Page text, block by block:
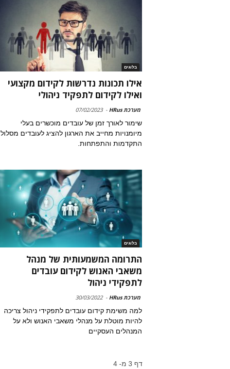
בלוגים
אילו תכונות נדרשות לקידום מקצועי
ואילו לקידום לתפקיד ניהולי
מערכת HRus -
07/02/2023
שימור לאורך זמן של עובדים מוכשרים בעלי
מיומנויות מחייב את הארגון להציג לעובדים מסלול
התקדמות והתפתחות.
בלוגים
התרומה המשמעותית של מנהל
משאבי האנוש לקידום עובדים
לתפקידי ניהול
מערכת HRus -
30/03/2022
למה משימת קידום עובדים לתפקידי ניהול צריכה
להיות מוטלת על מנהלי משאבי האנוש ולא על
המנהלים העסקיים
דף 3 מ- 4